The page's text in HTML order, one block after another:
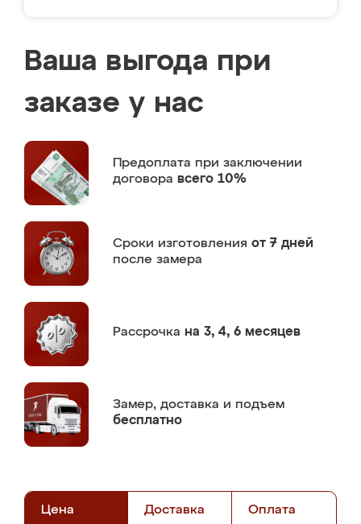
Ваша выгода при
заказе у нас
Предоплата при заключении
договора всего 10%
Сроки изготовления от 7 дней
после замера
Рассрочка на 3, 4, 6 месяцев
Замер, доставка и подъем
бесплатно
Цена Доставка Оплата